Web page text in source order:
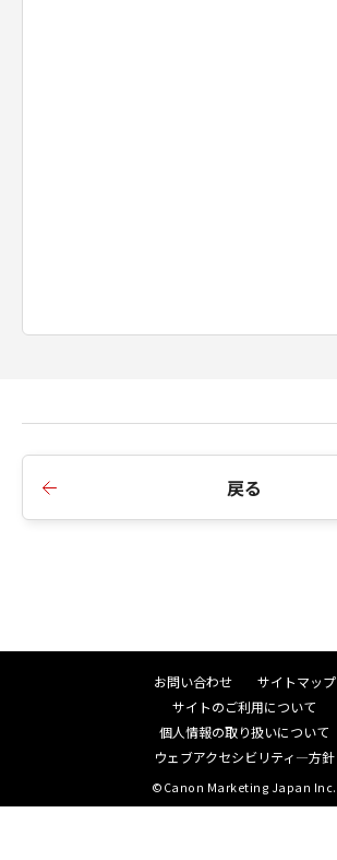
戻る
お問い合わせ
サイトマップ
サイトのご利用について
個人情報の取り扱いについて
ウェブアクセシビリティ―方針
©Canon Marketing Japan Inc.